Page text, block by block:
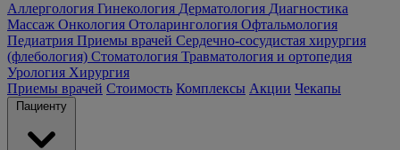
Аллергология Гинекология Дерматология Диагностика
Массаж Онкология Отоларингология Офтальмология
Педиатрия Приемы врачей Сердечно-сосудистая хирургия
(флебология) Стоматология Травматология и ортопедия
Урология Хирургия
Приемы врачей Стоимость Комплексы Акции Чекапы
Пациенту